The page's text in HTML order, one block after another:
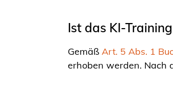
Ist das KI-
Gemäß Art. 5 Abs. 1
erhoben werden. Nach